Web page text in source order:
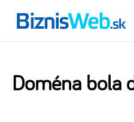
Doména bola